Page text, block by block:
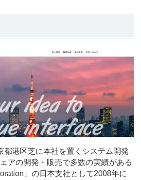
都港区芝に本社を置くシステム開発
アの開発・販売で多数の実績がある
」の日本支社として2008年に